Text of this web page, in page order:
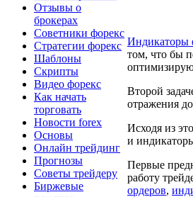
Отзывы о
брокерах
Советники форекс
Стратегии форекс
Шаблоны
Скрипты
Видео форекс
Как начать
торговать
Новости forex
Основы
Онлайн трейдинг
Прогнозы
Советы трейдеру
Биржевые
Индикаторы
том, что бы
Второй
отражения
Исходя из
и
Первые
работу
ордеров,